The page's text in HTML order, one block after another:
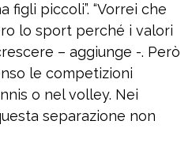
figli piccoli”. “Vorrei che
lo sport perché i valori
– aggiunge -. Però
le competizioni
o nel volley. Nei
separazione non